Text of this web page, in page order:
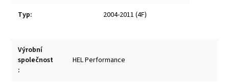
Typ: 2004-2011 (4F)
Výrobní
společnost
:
HEL Performance